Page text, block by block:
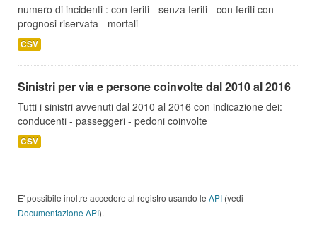
numero di incidenti : con feriti - senza feriti - con feriti con
prognosi riservata - mortali
CSV
Sinistri per via e persone coinvolte dal 2010 al 2016
Tutti i sinistri avvenuti dal 2010 al 2016 con indicazione dei:
conducenti - passeggeri - pedoni coinvolte
CSV
E' possibile inoltre accedere al registro usando le API (vedi
Documentazione API).